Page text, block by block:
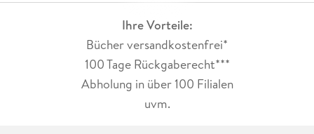
Ihre Vorteile:
Bücher versandkostenfrei*
100 Tage Rückgaberecht***
Abholung in über 100 Filialen
uvm.